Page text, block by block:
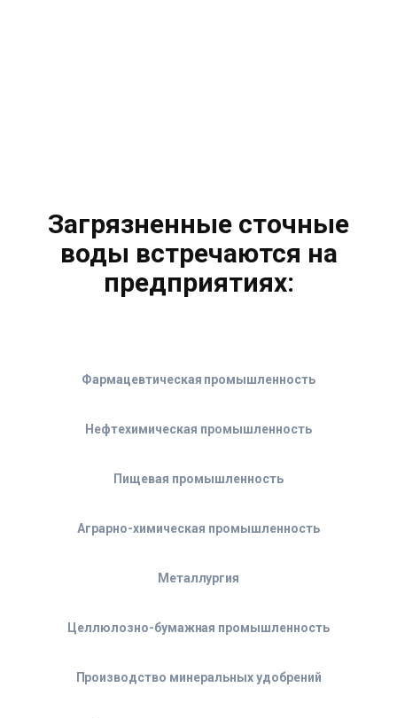
Загрязненные сточные
воды встречаются на
предприятиях:
Фармацевтическая промышленность
Нефтехимическая промышленность
Пищевая промышленность
Аграрно-химическая промышленность
Металлургия
Целлюлозно-бумажная промышленность
Производство минеральных удобрений